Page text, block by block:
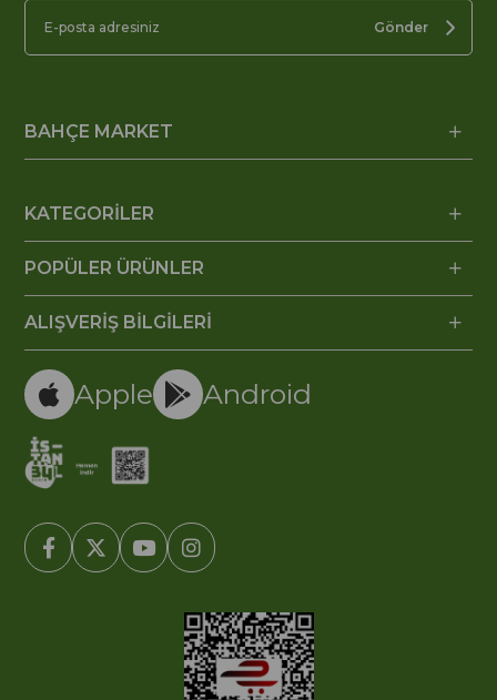
Gönder
BAHÇE MARKET
KATEGORİLER
POPÜLER ÜRÜNLER
ALIŞVERİŞ BİLGİLERİ
Apple Android